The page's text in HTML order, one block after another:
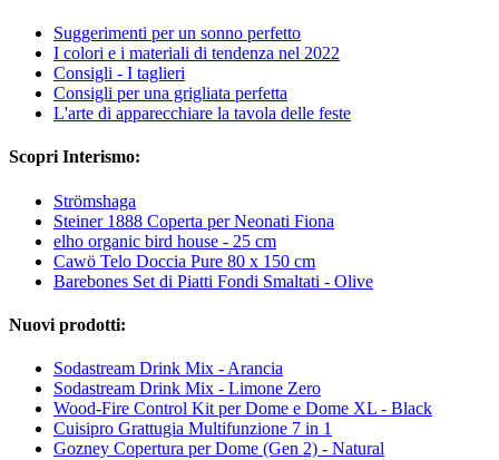
Suggerimenti per un sonno perfetto
I colori e i materiali di tendenza nel 2022
Consigli - I taglieri
Consigli per una grigliata perfetta
L'arte di apparecchiare la tavola delle feste
Scopri Interismo:
Strömshaga
Steiner 1888 Coperta per Neonati Fiona
elho organic bird house - 25 cm
Cawö Telo Doccia Pure 80 x 150 cm
Barebones Set di Piatti Fondi Smaltati - Olive
Nuovi prodotti:
Sodastream Drink Mix - Arancia
Sodastream Drink Mix - Limone Zero
Wood-Fire Control Kit per Dome e Dome XL - Black
Cuisipro Grattugia Multifunzione 7 in 1
Gozney Copertura per Dome (Gen 2) - Natural